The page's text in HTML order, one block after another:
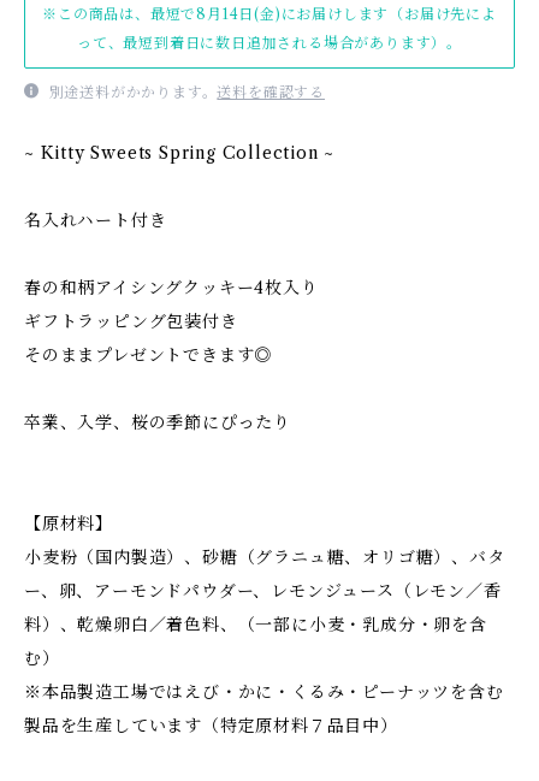
※この商品は、最短で8月14日(金)にお届けします（お届け先によ
って、最短到着日に数日追加される場合があります）。
別途送料がかかります。送料を確認する
~ Kitty Sweets Spring Collection ~
名入れハート付き
春の和柄アイシングクッキー4枚入り
ギフトラッピング包装付き
そのままプレゼントできます◎
卒業、入学、桜の季節にぴったり
【原材料】
小麦粉（国内製造）、砂糖（グラニュ糖、オリゴ糖）、バタ
ー、卵、アーモンドパウダー、レモンジュース（レモン／香
料）、乾燥卵白／着色料、（一部に小麦・乳成分・卵を含
む）
※本品製造工場ではえび・かに・くるみ・ピーナッツを含む
製品を生産しています（特定原材料７品目中）